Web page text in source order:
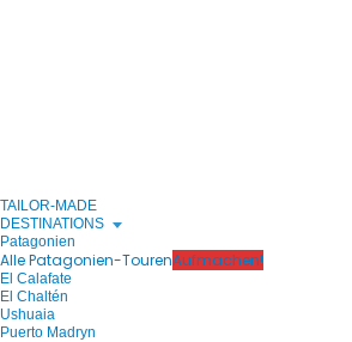
TAILOR-MADE
DESTINATIONS
Patagonien
Alle Patagonien-TourenAufmachen!
El Calafate
El Chaltén
Ushuaia
Puerto Madryn